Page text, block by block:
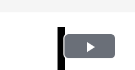
Play